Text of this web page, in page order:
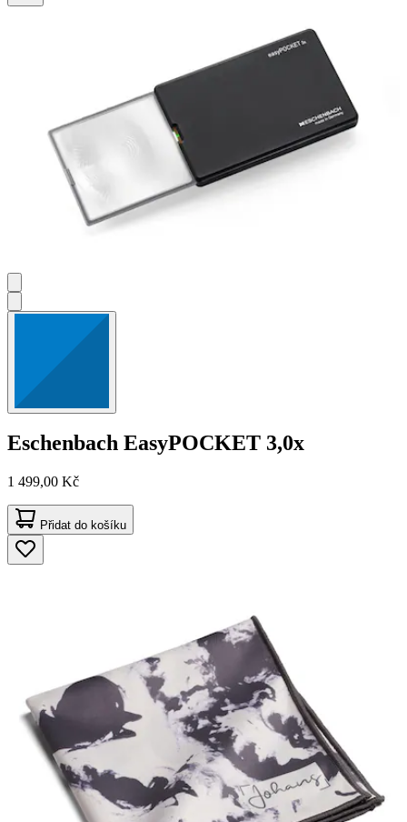
Eschenbach EasyPOCKET 3,0x
1 499,00 Kč
Přidat do košíku